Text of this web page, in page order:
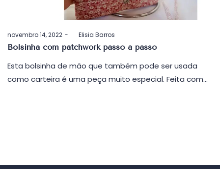
Postado
em
novembro 14, 2022 byElisia Barros
Bolsinha com patchwork passo a passo
Esta bolsinha de mão que também pode ser usada
como carteira é uma peça muito especial. Feita com…